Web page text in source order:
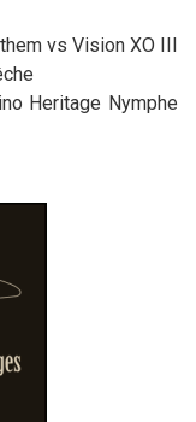
vs Vision XO III
Heritage Nymphe